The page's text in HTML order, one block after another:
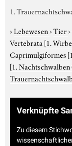
1.
›Lebewesen›Tier›
Vertebrata [1.
Caprimulgiformes
[1. Nachtschwalben
Verknüpfte
Zu diesem